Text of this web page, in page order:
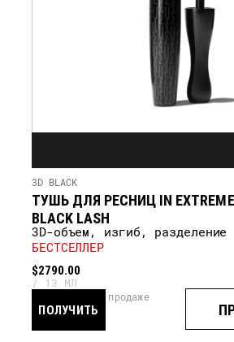
3D BLACK
ТУШЬ ДЛЯ РЕСНИЦ IN EXTREME
BLACK LASH
3D-объем, изгиб, разделение
БЕСТСЕЛЛЕР
$2790.00
13 МЛ
ПОЛУЧИТЬ
скоро в продаже